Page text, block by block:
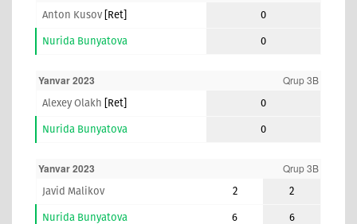
Anton Kusov [ret] 0
Nurida Bunyatova 0
Yanvar 2023 Qrup 3B
Alexey Olakh [ret] 0
Nurida Bunyatova 0
Yanvar 2023 Qrup 3B
Javid Malikov 2 2
Nurida Bunyatova 6 6